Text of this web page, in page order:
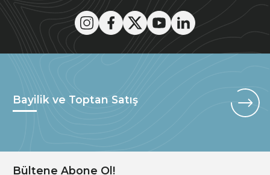
Bayilik ve Toptan Satış
Bültene Abone Ol!